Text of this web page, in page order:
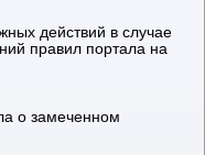
действий в случае
правил портала на
о замеченном